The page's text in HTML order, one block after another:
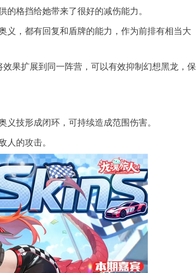
格挡给她带来了很好的减伤能力。
义，都有回复和盾牌的能力，作为前排有相当大
果扩展到同一阵营，可以有效抑制幻想黑龙，保
技形成闭环，可持续造成范围伤害。
的攻击。